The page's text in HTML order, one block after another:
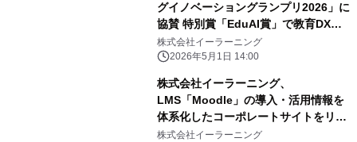
グイノベーショングランプリ2026」に
協賛 特別賞「EduAI賞」で教育DX・
AI活用の研究を応援
株式会社イーラーニング
2026年5月1日 14:00
株式会社イーラーニング、
LMS「Moodle」の導入・活用情報を
体系化したコーポレートサイトをリニ
ューアル
株式会社イーラーニング